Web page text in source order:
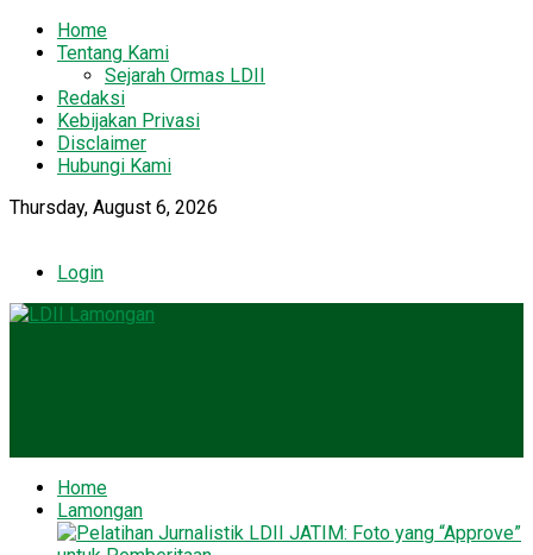
Home
Tentang Kami
Sejarah Ormas LDII
Redaksi
Kebijakan Privasi
Disclaimer
Hubungi Kami
Thursday, August 6, 2026
Login
Home
Lamongan